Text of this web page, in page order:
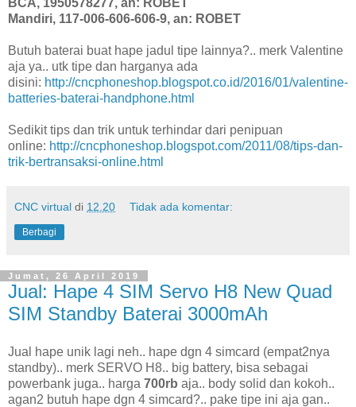
Mandiri, 117-006-606-606-9, an: ROBET
Butuh baterai buat hape jadul tipe lainnya?.. merk Valentine
aja ya.. utk tipe dan harganya ada
disini: http://cncphoneshop.blogspot.co.id/2016/01/valentine-
batteries-baterai-handphone.html
Sedikit tips dan trik untuk terhindar dari penipuan
online: http://cncphoneshop.blogspot.com/2011/08/tips-dan-
trik-bertransaksi-online.html
CNC virtual di 12.20 Tidak ada komentar:
Berbagi
Jumat, 26 April 2019
Jual: Hape 4 SIM Servo H8 New Quad
SIM Standby Baterai 3000mAh
Jual hape unik lagi neh.. hape dgn 4 simcard (empat2nya
standby).. merk SERVO H8.. big battery, bisa sebagai
powerbank juga.. harga 700rb aja.. body solid dan kokoh..
agan2 butuh hape dgn 4 simcard?.. pake tipe ini aja gan..